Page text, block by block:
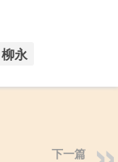
柳永
下一篇